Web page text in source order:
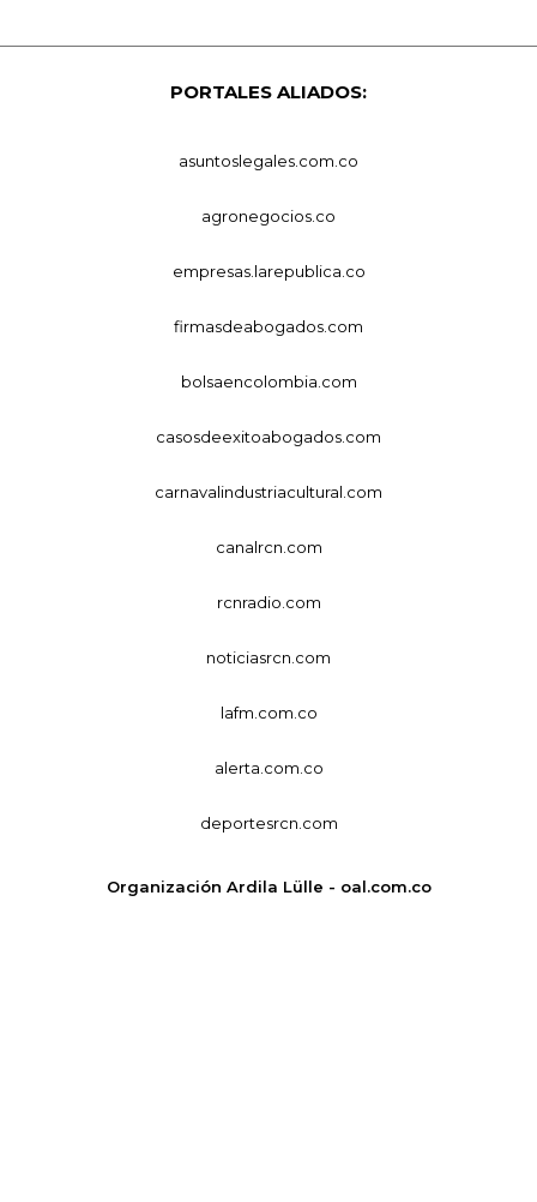
PORTALES ALIADOS:
asuntoslegales.com.co
agronegocios.co
empresas.larepublica.co
firmasdeabogados.com
bolsaencolombia.com
casosdeexitoabogados.com
carnavalindustriacultural.com
canalrcn.com
rcnradio.com
noticiasrcn.com
lafm.com.co
alerta.com.co
deportesrcn.com
Organización Ardila Lülle - oal.com.co